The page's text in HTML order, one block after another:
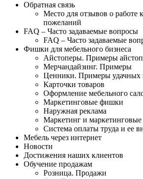
Обратная связь
Место для отзывов о работе
пожеланий
FAQ – Часто задаваемые вопросы
FAQ – Часто задаваемые
Фишки для мебельного бизнеса
Айстоперы. Примеры
Мерчандайзинг. Примеры
Ценники. Примеры удачных
Карточки товаров
Оформление мебельного
Маркетинговые фишки
Наружная реклама
Маркетинг и маркетинговые
Система оплаты труда и ее
Мебель через интернет
Новости
Достижения наших клиентов
Обучение продажам
Розница. Продажи